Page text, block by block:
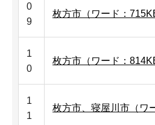
0
9
枚方市（ワード：
1
0
枚方市（ワード：
1
1
枚方市、寝屋川市（ワ